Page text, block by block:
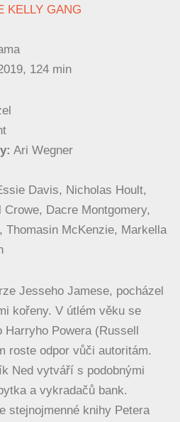
KELLY GANG
124 min
Ari Wegner
Davis, Nicholas Hoult,
Dacre Montgomery,
Thomasin McKenzie, Markella
Jesseho Jamese, pocházel
kořeny. V útlém věku se
Powera (Russell
roste odpor vůči autoritám.
Ned vytváří s podobnými
a vykradačů bank.
stejnojmenné knihy Petera